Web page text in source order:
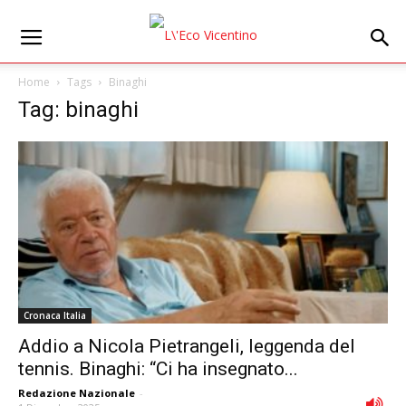
Home Tags Binaghi
Tag: binaghi
Cronaca Italia
Addio a Nicola Pietrangeli, leggenda del
tennis. Binaghi: “Ci ha insegnato...
Redazione Nazionale -